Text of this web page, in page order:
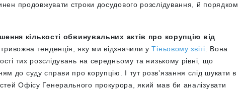
продовжувати строки досудового розслідування, й порядком
кількості обвинувальних актів про корупцію від
тривожна тенденція, яку ми відзначили уТіньовому звіті . Вона
тих розслідувань на середньому та низькому рівні, що
до суду справи про корупцію. І тут розвʼязання слід шукати в
Офісу Генерального прокурора, який мав би аналізувати